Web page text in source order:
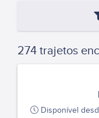
274 trajetos
Disponível